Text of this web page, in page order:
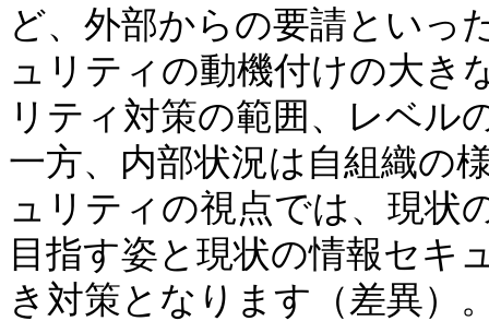
ど、外部からの要請といっ
ュリティの動機付けの大き
リティ対策の範囲、レベル
一方、内部状況は自組織の
ュリティの視点では、現状
目指す姿と現状の情報セキ
き対策となります（差異）